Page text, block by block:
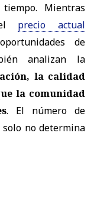
Mientras
precio actual
de
analizan la
la calidad
la comunidad
. El número de
no determina